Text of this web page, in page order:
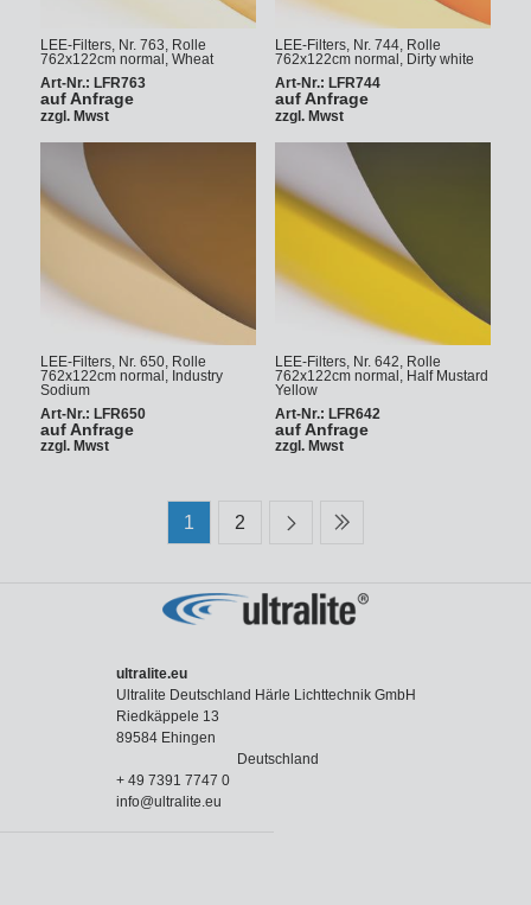
LEE-Filters, Nr. 763, Rolle
762x122cm normal, Wheat
Art-Nr.: LFR763
auf Anfrage
zzgl. Mwst
LEE-Filters, Nr. 744, Rolle
762x122cm normal, Dirty white
Art-Nr.: LFR744
auf Anfrage
zzgl. Mwst
LEE-Filters, Nr. 650, Rolle
762x122cm normal, Industry
Sodium
Art-Nr.: LFR650
auf Anfrage
zzgl. Mwst
LEE-Filters, Nr. 642, Rolle
762x122cm normal, Half Mustard
Yellow
Art-Nr.: LFR642
auf Anfrage
zzgl. Mwst
1 2
ultralite.eu
Ultralite Deutschland Härle Lichttechnik GmbH
Riedkäppele 13
89584 Ehingen
Deutschland
+ 49 7391 7747 0
info@ultralite.eu